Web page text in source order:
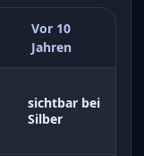
Vor 10
Jahren
sichtbar bei
Silber